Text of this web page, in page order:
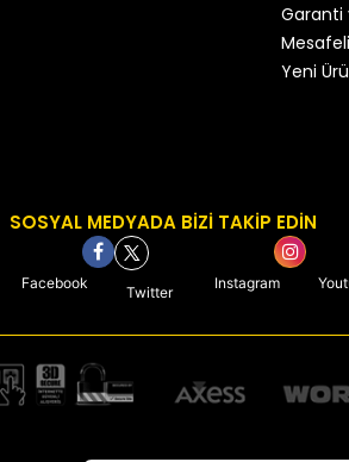
Garanti
Yeni
SOSYAL MEDYADA BİZİ TAKİP EDİN
Facebook
Twitter
Instagram